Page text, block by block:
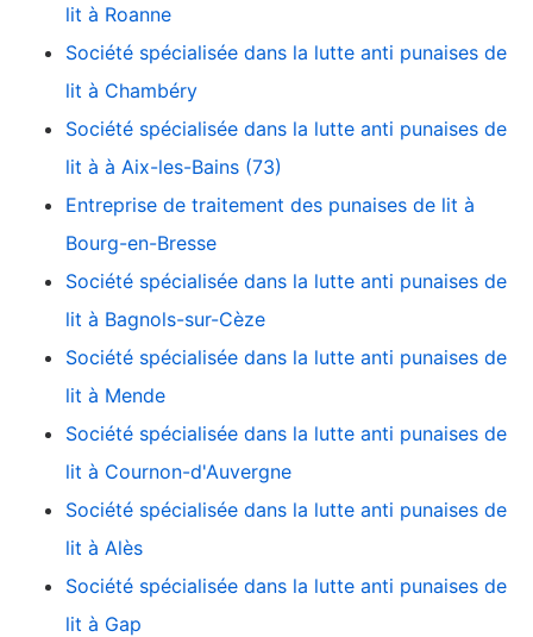
lit à Roanne
Société spécialisée dans la lutte anti punaises de
lit à Chambéry
Société spécialisée dans la lutte anti punaises de
lit à à Aix-les-Bains (73)
Entreprise de traitement des punaises de lit à
Bourg-en-Bresse
Société spécialisée dans la lutte anti punaises de
lit à Bagnols-sur-Cèze
Société spécialisée dans la lutte anti punaises de
lit à Mende
Société spécialisée dans la lutte anti punaises de
lit à Cournon-d'Auvergne
Société spécialisée dans la lutte anti punaises de
lit à Alès
Société spécialisée dans la lutte anti punaises de
lit à Gap